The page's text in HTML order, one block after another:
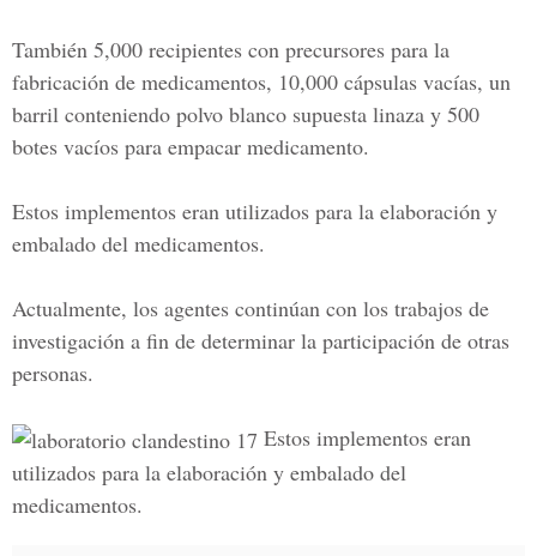
También 5,000 recipientes con precursores para la
fabricación de medicamentos, 10,000 cápsulas vacías, un
barril conteniendo polvo blanco supuesta linaza y 500
botes vacíos para empacar medicamento.
Estos implementos eran utilizados para la elaboración y
embalado del medicamentos.
Actualmente, los agentes continúan con los trabajos de
investigación a fin de determinar la participación de otras
personas.
Estos implementos eran
utilizados para la elaboración y embalado del
medicamentos.